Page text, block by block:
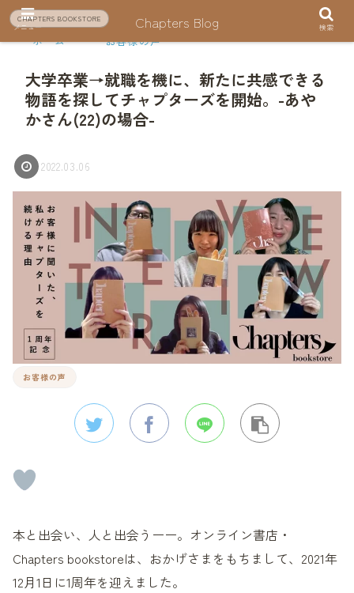
CHAPTERS BOOKSTORE
ホーム お客様の声
大学卒業→就職を機に、新たに共感できる
物語を探してチャプターズを開始。-あや
かさん(22)の場合-
2022.03.06
お客様の声
本と出会い、人と出会うーー。オンライン書店・
Chapters bookstoreは、おかげさまをもちまして、2021年
12月1日に1周年を迎えました。
メニュー Chapters Blog 検索